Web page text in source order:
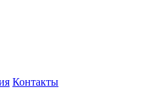
Контакты